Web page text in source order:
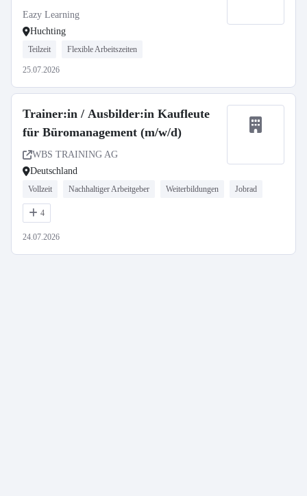
Eazy Learning
Huchting
Teilzeit Flexible Arbeitszeiten
25.07.2026
Trainer:in / Ausbilder:in Kaufleute
für Büromanagement (m/w/d)
WBS TRAINING AG
Deutschland
Vollzeit Nachhaltiger Arbeitgeber Weiterbildungen Jobrad
4
24.07.2026